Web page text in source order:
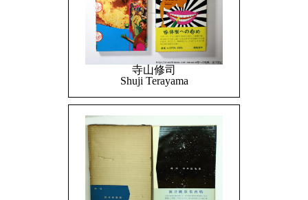
寺山修司
Shuji Terayama